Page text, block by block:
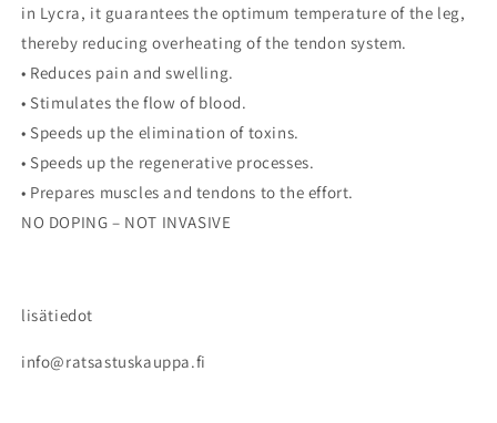
in Lycra, it guarantees the optimum temperature of the leg,
thereby reducing overheating of the tendon system.
• Reduces pain and swelling.
• Stimulates the flow of blood.
• Speeds up the elimination of toxins.
• Speeds up the regenerative processes.
• Prepares muscles and tendons to the effort.
NO DOPING – NOT INVASIVE
lisätiedot
info@ratsastuskauppa.fi